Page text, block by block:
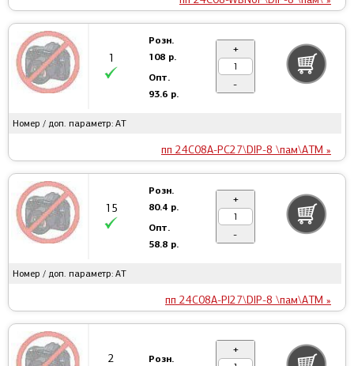
Номер / доп. параметр: AT
пп 24C08A-PC27\DIP-8 \пам\ATM »
1
Розн.
108 р.
Опт.
93.6 р.
+
-
Номер / доп. параметр: AT
пп 24C08A-PI27\DIP-8 \пам\ATM »
15
Розн.
80.4 р.
Опт.
58.8 р.
+
-
2
Розн.
+